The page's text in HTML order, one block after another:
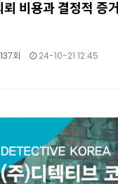
비용과 결정적 증
회 24-10-21 12:45